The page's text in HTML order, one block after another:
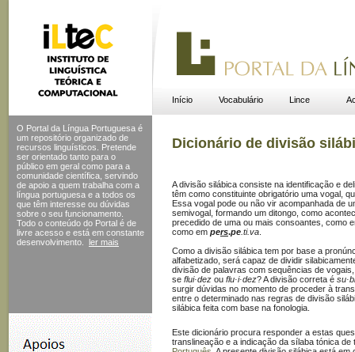
Início Vocabulário Lince
O Portal da Língua Portuguesa é
um repositório organizado de
recursos linguísticos. Pretende
ser orientado tanto para o
público em geral como para a
comunidade científica, servindo
de apoio a quem trabalha com a
língua portuguesa e a todos os
que têm interesse ou dúvidas
sobre o seu funcionamento.
Todo o conteúdo do Portal é de
livre acesso e está em constante
desenvolvimento.
ler mais
Dicionário de divisão
A divisão silábica consiste na identificação e
têm como constituinte obrigatório uma vogal,
Essa vogal pode ou não vir acompanhada de
semivogal, formando um ditongo, como
precedido de uma ou mais consoantes, como
como em pers.pe .ti.va
Como a divisão silábica tem por base a
alfabetizado, será capaz de dividir
divisão de palavras com sequências de
se flui·dez ou flu·i·dez? A divisão correta é
surgir dúvidas no momento de proceder à
entre o determinado nas regras de divisão
silábica feita com base na fonologia.
Este dicionário procura responder a estas
translineação e a indicação da sílaba tónica